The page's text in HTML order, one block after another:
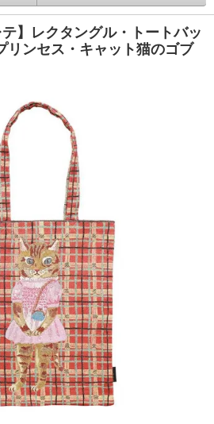
テ】レクタングル・トートバッ
ンセス・キャット猫のゴブ